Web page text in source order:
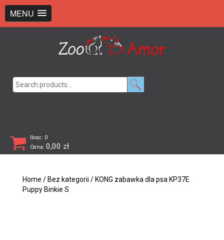
MENU
Ilosc: 0
Cena: 0,00 zł
Home / Bez kategorii / KONG zabawka dla psa KP37E
Puppy Binkie S